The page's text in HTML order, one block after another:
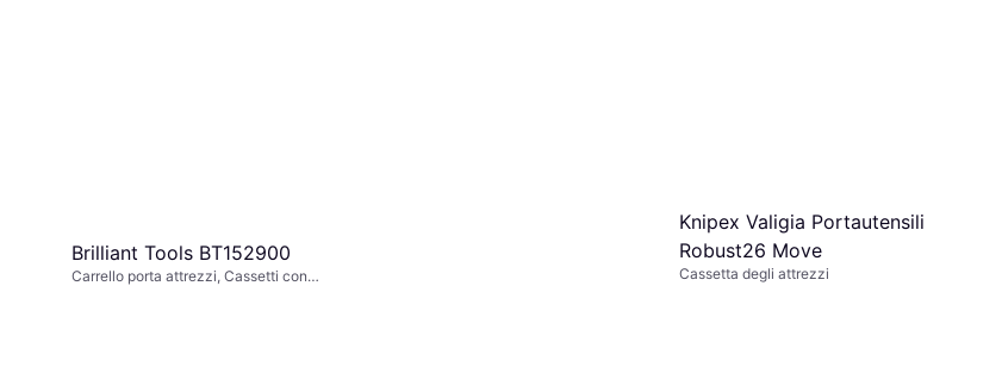
Brilliant Tools BT152900
Carrello porta attrezzi, Cassetti con
Knipex Valigia Portautensili
Robust26 Move
Cassetta degli attrezzi